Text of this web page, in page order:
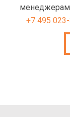
менеджерам
+7 495